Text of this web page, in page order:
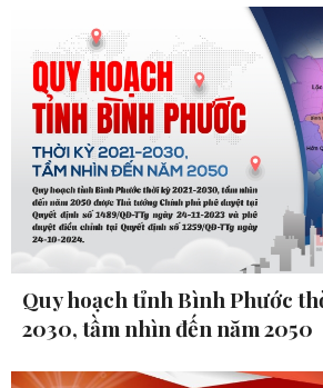
Quy hoạch tỉnh Bình Phước
2030, tầm nhìn đến năm 2050